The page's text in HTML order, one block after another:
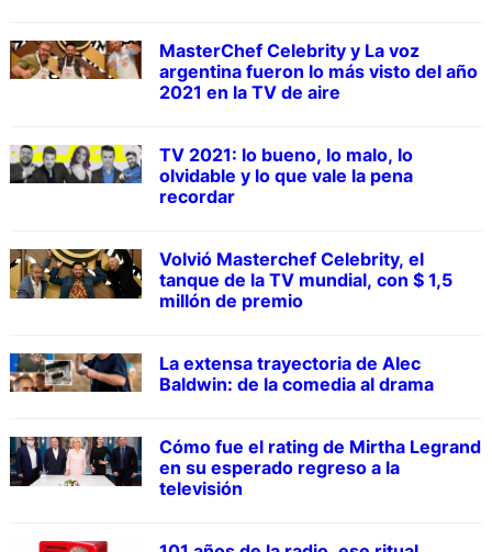
MasterChef Celebrity y La voz
argentina fueron lo más visto del año
2021 en la TV de aire
TV 2021: lo bueno, lo malo, lo
olvidable y lo que vale la pena
recordar
Volvió Masterchef Celebrity, el
tanque de la TV mundial, con $ 1,5
millón de premio
La extensa trayectoria de Alec
Baldwin: de la comedia al drama
Cómo fue el rating de Mirtha Legrand
en su esperado regreso a la
televisión